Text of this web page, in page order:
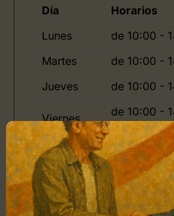
Día
Horarios
Lunes
de 10:00 -
Martes
de 10:00 -
Jueves
de 10:00 -
Viernes
de 10:00 -
- 20:30
Domingo
de -